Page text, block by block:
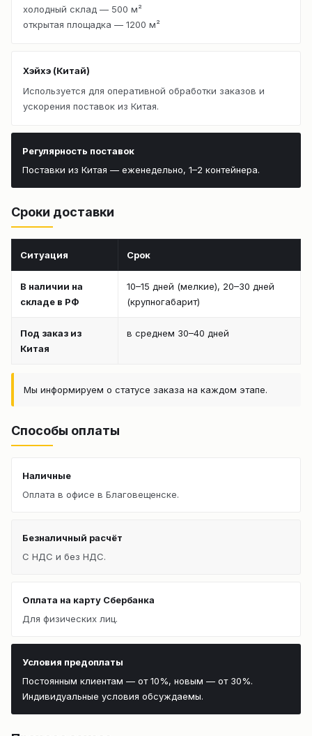
холодный склад — 500 м²
открытая площадка — 1200 м²
Хэйхэ (Китай)
Используется для оперативной обработки заказов и
ускорения поставок из Китая.
Регулярность поставок
Поставки из Китая — еженедельно, 1–2 контейнера.
Сроки доставки
Ситуация Срок
В наличии на
складе в РФ
10–15 дней (мелкие), 20–30 дней
(крупногабарит)
Под заказ из
Китая
в среднем 30–40 дней
Мы информируем о статусе заказа на каждом этапе.
Способы оплаты
Наличные
Оплата в офисе в Благовещенске.
Безналичный расчёт
С НДС и без НДС.
Оплата на карту Сбербанка
Для физических лиц.
Условия предоплаты
Постоянным клиентам — от 10%, новым — от 30%.
Индивидуальные условия обсуждаемы.